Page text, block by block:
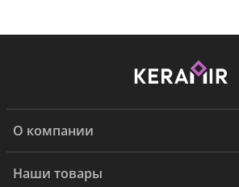
О компании
Наши товары